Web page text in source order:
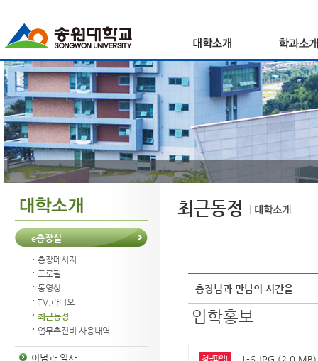
e총장실
총장메시지
프로필
동영상
TV,라디오
최근동정
업무추진비 사용내역
이념과 역사
최근동정
총장님과 만남의 시간을
입학홍보
첨부파일1